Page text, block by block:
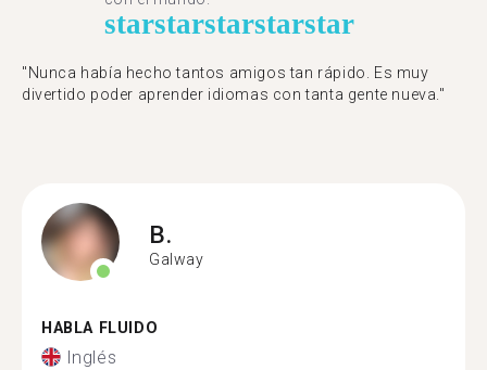
starstarstarstarstar
"Nunca había hecho tantos amigos tan rápido. Es muy
divertido poder aprender idiomas con tanta gente nueva."
B.
Galway
HABLA FLUIDO
Inglés